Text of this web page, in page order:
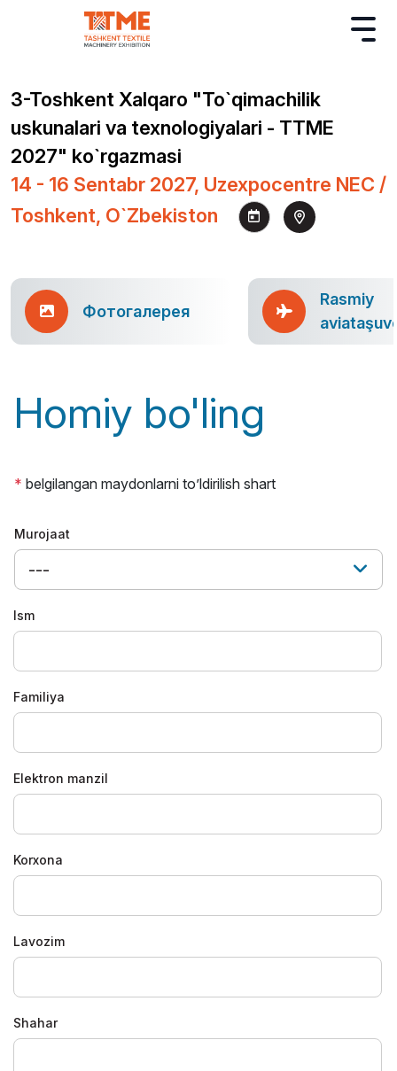
3-Toshkent Xalqaro "To`qimachilik
uskunalari va texnologiyalari - TTME
2027" ko`rgazmasi
14 - 16 Sentabr 2027, Uzexpocentre NEC /
Toshkent, O`zbekiston
Фотогалерея
Rasmiy
Homiy bo'ling
* belgilangan maydonlarni to’ldirilish shart
Murojaat
---
Ism
Familiya
Elektron manzil
Korxona
Lavozim
Shahar